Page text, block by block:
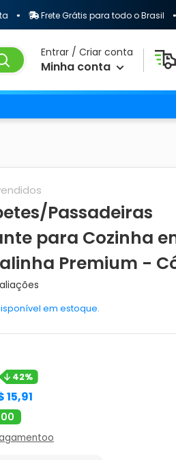
Frete Grátis para todo o Brasil
Entrar / Criar conta
Minha conta
Passadeiras
para Cozinha
Premium -
em estoque.
42%
15,91